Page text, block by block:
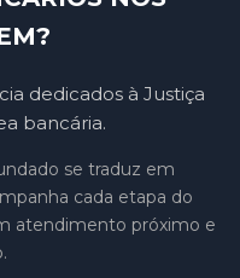
dedicados à Justiça
bancária.
se traduz em
cada etapa do
atendimento próximo e